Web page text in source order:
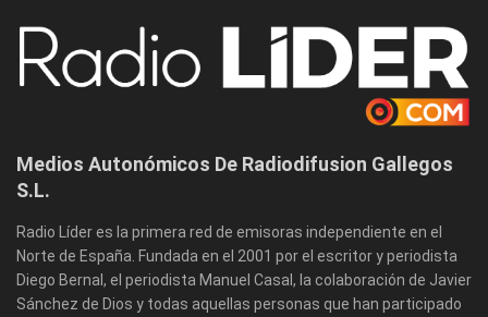
Medios Autonómicos De Radiodifusion Gallegos
S.L.
Radio Líder es la primera red de emisoras independiente en el
Norte de España. Fundada en el 2001 por el escritor y periodista
Diego Bernal, el periodista Manuel Casal, la colaboración de Javier
Sánchez de Dios y todas aquellas personas que han participado